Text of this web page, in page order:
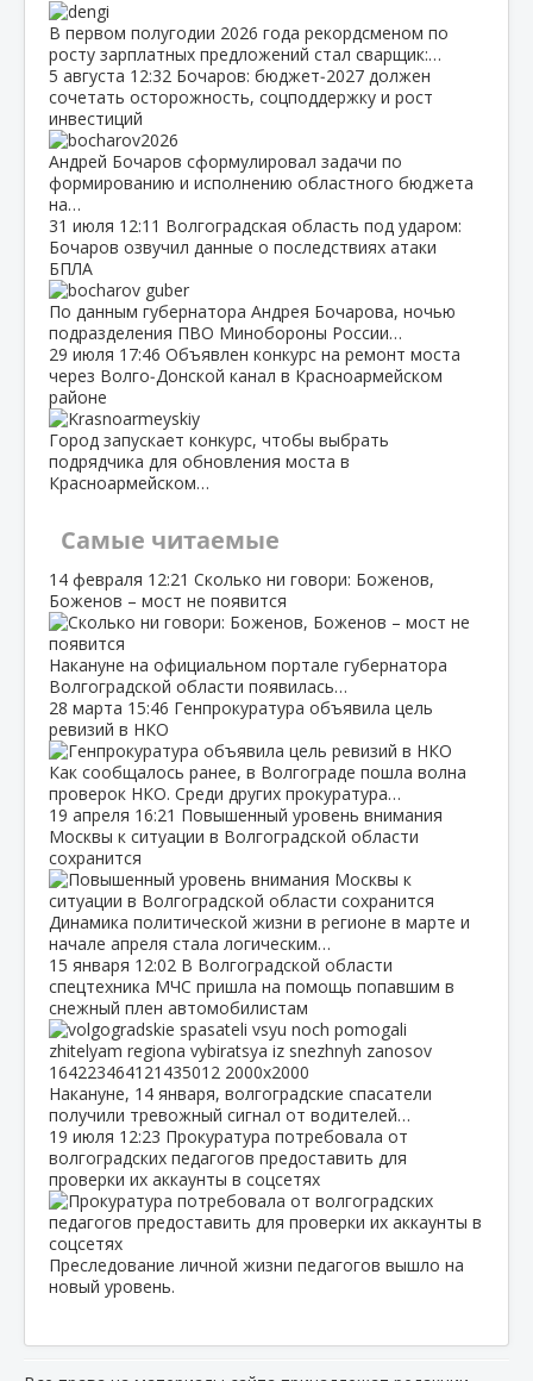
В первом полугодии 2026 года рекордсменом по
росту зарплатных предложений стал сварщик:…
5 августа 12:32 Бочаров: бюджет‑2027 должен
сочетать осторожность, соцподдержку и рост
инвестиций
Андрей Бочаров сформулировал задачи по
формированию и исполнению областного бюджета
на…
31 июля 12:11 Волгоградская область под ударом:
Бочаров озвучил данные о последствиях атаки
БПЛА
По данным губернатора Андрея Бочарова, ночью
подразделения ПВО Минобороны России…
29 июля 17:46 Объявлен конкурс на ремонт моста
через Волго‑Донской канал в Красноармейском
районе
Город запускает конкурс, чтобы выбрать
подрядчика для обновления моста в
Красноармейском…
Самые читаемые
14 февраля 12:21 Сколько ни говори: Боженов,
Боженов – мост не появится
Накануне на официальном портале губернатора
Волгоградской области появилась…
28 марта 15:46 Генпрокуратура объявила цель
ревизий в НКО
Как сообщалось ранее, в Волгограде пошла волна
проверок НКО. Среди других прокуратура…
19 апреля 16:21 Повышенный уровень внимания
Москвы к ситуации в Волгоградской области
сохранится
Динамика политической жизни в регионе в марте и
начале апреля стала логическим…
15 января 12:02 В Волгоградской области
спецтехника МЧС пришла на помощь попавшим в
снежный плен автомобилистам
Накануне, 14 января, волгоградские спасатели
получили тревожный сигнал от водителей…
19 июля 12:23 Прокуратура потребовала от
волгоградских педагогов предоставить для
проверки их аккаунты в соцсетях
Преследование личной жизни педагогов вышло на
новый уровень.